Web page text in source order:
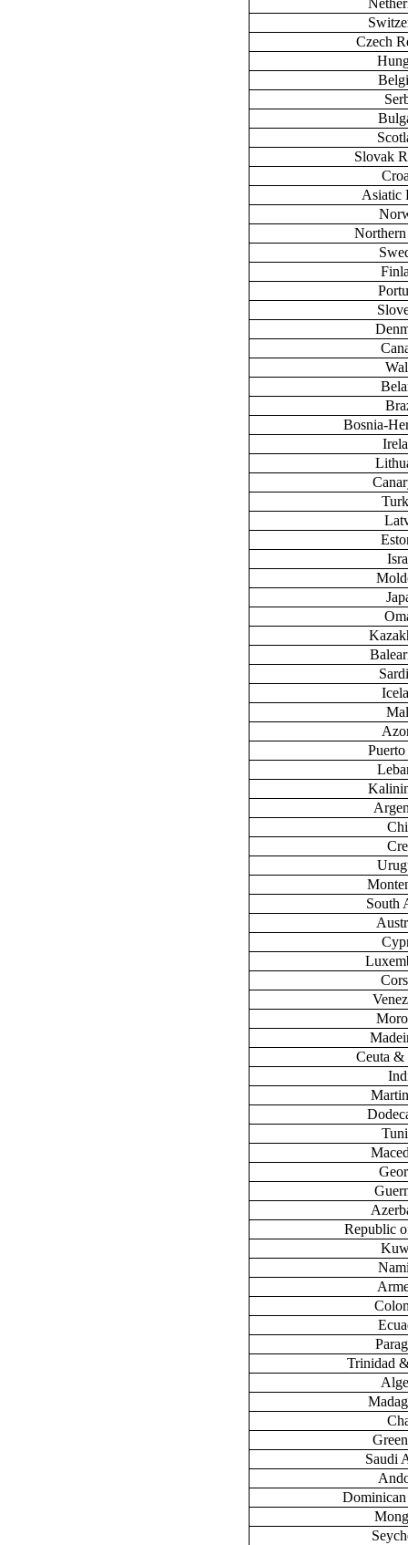
Czech
Slovak
Asiatic
Bosnia-
South
Ceuta
Republic
Trinidad
Saudi